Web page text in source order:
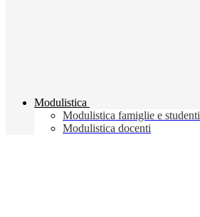
Modulistica
Modulistica famiglie e studenti
Modulistica docenti